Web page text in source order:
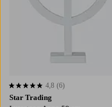
Star Trading
4,8 baseret på 6 bedømmelser
4,8 (6)